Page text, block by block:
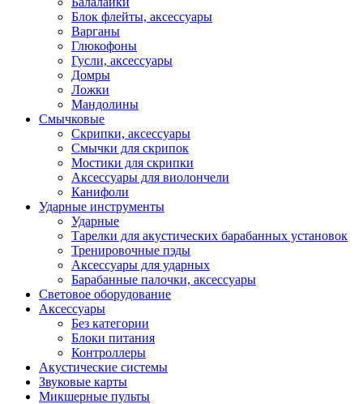
Блок флейты, аксессуары
Варганы
Глюкофоны
Гусли, аксессуары
Домры
Ложки
Мандолины
Смычковые
Скрипки, аксессуары
Смычки для скрипок
Мостики для скрипки
Аксессуары для виолончели
Канифоли
Ударные инструменты
Ударные
Тарелки для акустических барабанных установок
Тренировочные пэды
Аксессуары для ударных
Барабанные палочки, аксессуары
Световое оборудование
Аксессуары
Без категории
Блоки питания
Контроллеры
Акустические системы
Звуковые карты
Микшерные пульты